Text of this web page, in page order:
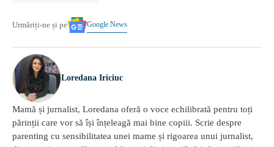
Urmăriți-ne și pe Google News
Loredana Iriciuc
Mamă și jurnalist, Loredana oferă o voce echilibrată pentru toți
părinții care vor să își înțeleagă mai bine copiii. Scrie despre
parenting cu sensibilitatea unei mame și rigoarea unui jurnalist,